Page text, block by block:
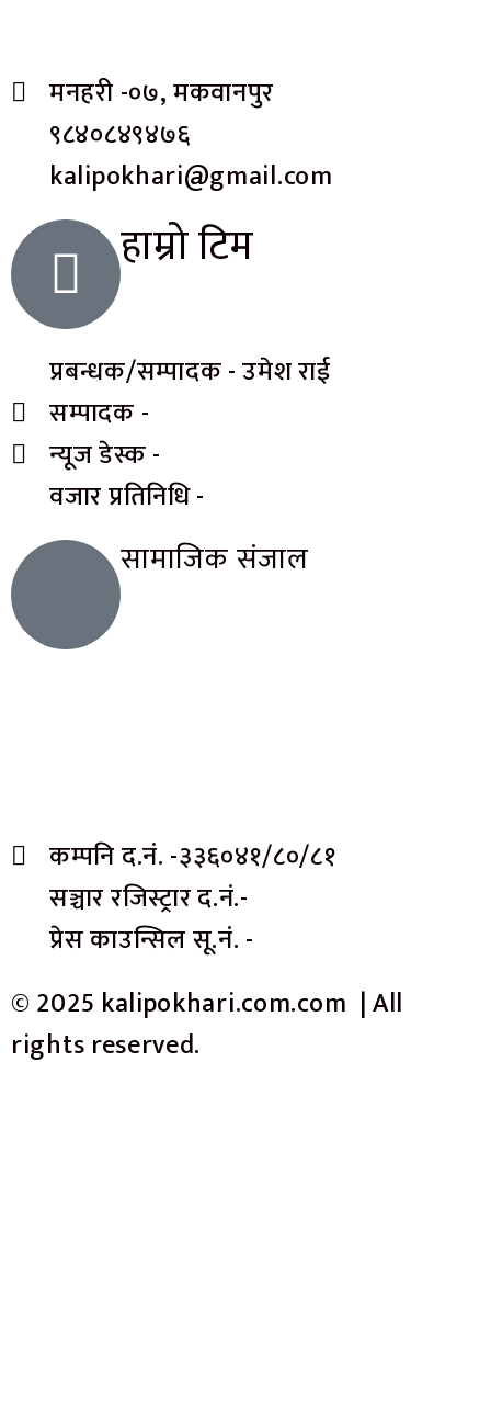
मनहरी -०७, मकवानपुर
९८४०८४९४७६
kalipokhari@gmail.com
हाम्रो टिम
प्रबन्धक/सम्पादक - उमेश राई
सम्पादक -
न्यूज डेस्क -
वजार प्रतिनिधि -
सामाजिक संजाल
कम्पनि द.नं. -३३६०४१/८०/८१
सञ्चार रजिस्ट्रार द.नं.-
प्रेस काउन्सिल सू.नं. -
© 2025 kalipokhari.com.com | All
rights reserved.